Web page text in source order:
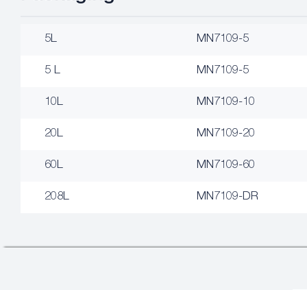
5L MN7109-5
5 L MN7109-5
10L MN7109-10
20L MN7109-20
60L MN7109-60
208L MN7109-DR